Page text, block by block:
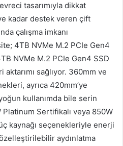
tasarımıyla dikkat
kadar destek veren çift
çalışma imkanı
4TB NVMe M.2 PCIe Gen4
NVMe M.2 PCIe Gen4 SSD
sağlıyor. 360mm ve
ayrıca 420mm’ye
kullanımda bile serin
Platinum Sertifikalı veya 850W
kaynağı seçenekleriyle enerji
aydınlatma